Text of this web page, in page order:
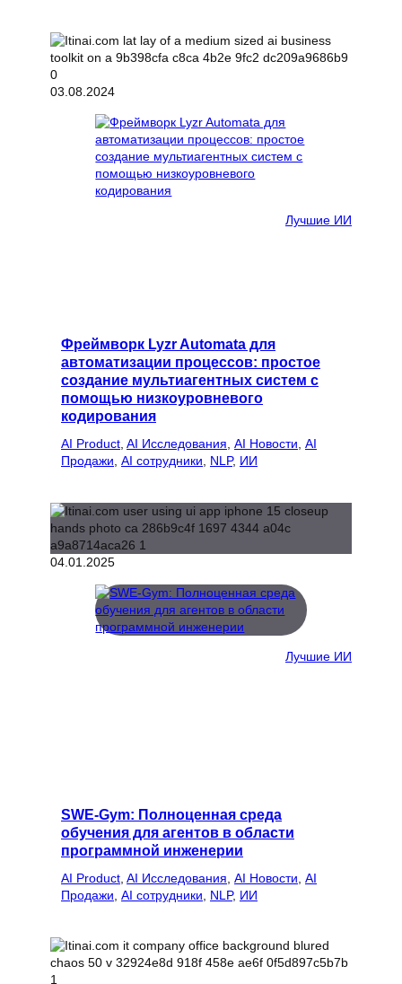
03.08.2024
Лучшие ИИ
Фреймворк Lyzr Automata для
автоматизации процессов: простое
создание мультиагентных систем с
помощью низкоуровневого
кодирования
AI Product, AI Исследования, AI Новости, AI
Продажи, AI сотрудники, NLP, ИИ
04.01.2025
Лучшие ИИ
SWE-Gym: Полноценная среда
обучения для агентов в области
программной инженерии
AI Product, AI Исследования, AI Новости, AI
Продажи, AI сотрудники, NLP, ИИ